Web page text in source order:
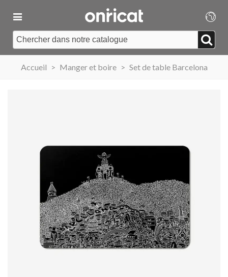
Accueil > Manger et boire > Set de table Barcelona
Médaille commémorative Gaudí
2026 – Édition limitée
Motxilla Stivibags